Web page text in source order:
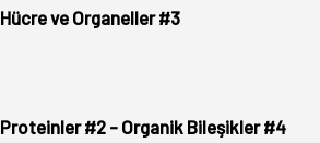
Hücre ve Organeller #3
Proteinler #2 - Organik Bileşikler #4